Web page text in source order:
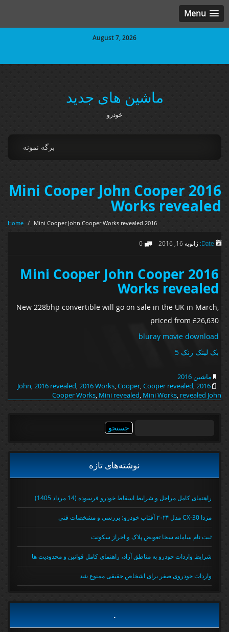
Menu
August 7, 2026
ماشین های جدید
خودرو
برگه نمونه
2016 Mini Cooper John Cooper
Works revealed
Home / 2016 Mini Cooper John Cooper Works revealed
Date: ژانویه 16, 2016 0
2016 Mini Cooper John Cooper
Works revealed
New 228bhp convertible will go on sale in the UK in March,
priced from £26,630
bluray movie download
بک لینک رنک 5
ماشین 2016
2016 John
,2016 revealed,2016 Works,Cooper,Cooper revealed,
Cooper Works,Mini revealed,Mini Works,revealed John
نوشته‌های تازه
راهنمای کامل مراحل و شرایط اسقاط خودرو فرسوده (14 مرداد 1405)
مزدا CX-30 مدل ۲۰۲۴ آفتاب خودرو؛ بررسی و مشخصات فنی
ثبت نام سامانه سخا تعویض پلاک و احراز سکونت
شرایط واردات خودرو به مناطق آزاد، راهنمای کامل قوانین و محدودیت ها
واردات خودروی صفر برای اشخاص حقیقی ممنوع شد